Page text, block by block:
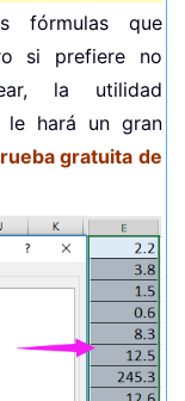
fórmulas que
si prefiere no
la utilidad
le hará un gran
gratuita de